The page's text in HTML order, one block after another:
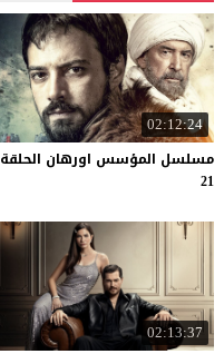
02:12:24
مسلسل المؤسس اورهان الحلقة
21
02:13:37